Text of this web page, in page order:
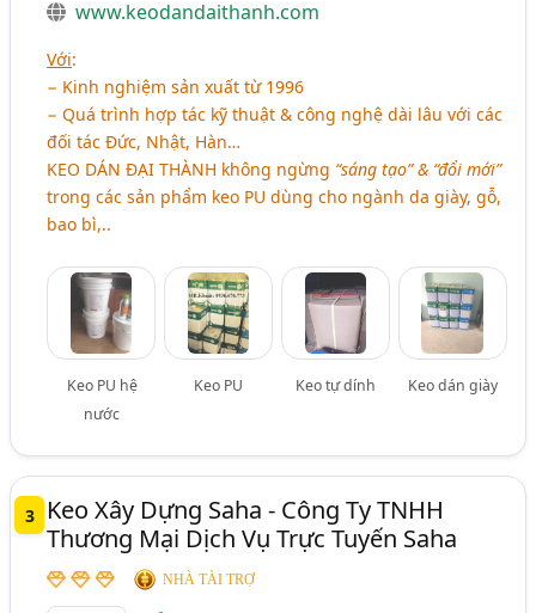
www.keodandaithanh.com
Với:
− Kinh nghiệm sản xuất từ 1996
− Quá trình hợp tác kỹ thuật & công nghệ dài lâu với các
đối tác Đức, Nhật, Hàn…
KEO DÁN ĐẠI THÀNH không ngừng “sáng tạo” & “đổi mới”
trong các sản phẩm keo PU dùng cho ngành da giày, gỗ,
bao bì,..
Keo PU hệ
nước
Keo PU Keo tự dính Keo dán giày
3
Keo Xây Dựng Saha - Công Ty TNHH
Thương Mại Dịch Vụ Trực Tuyến Saha
NHÀ TÀI TRỢ